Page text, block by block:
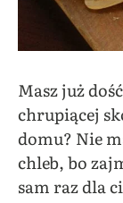
Masz już
chrupiącej
domu? Nie
chleb, bo
sam raz dla